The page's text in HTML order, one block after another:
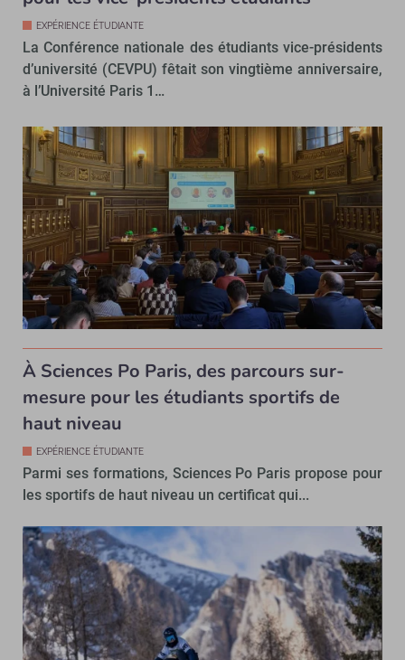
EXPÉRIENCE ÉTUDIANTE
La Conférence nationale des étudiants vice-présidents
d’université (CEVPU) fêtait son vingtième anniversaire,
à l’Université Paris 1…
À Sciences Po Paris, des parcours sur-
mesure pour les étudiants sportifs de
haut niveau
EXPÉRIENCE ÉTUDIANTE
Parmi ses formations, Sciences Po Paris propose pour
les sportifs de haut niveau un certificat qui...